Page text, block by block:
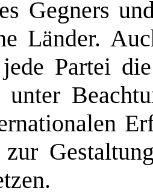
Gegners
Länder.
Partei